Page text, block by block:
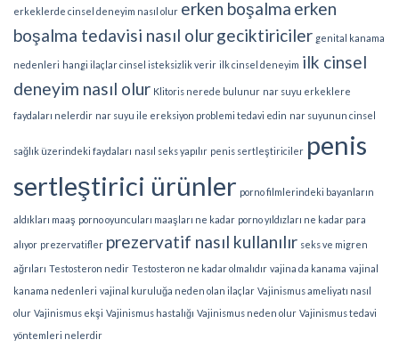
erkeklerde cinsel deneyim nasıl olur erken boşalma erken
boşalma tedavisi nasıl olurgeciktiriciler genital kanama
nedenleri hangi ilaçlar cinsel isteksizlik verir ilk cinsel deneyim ilk cinsel
deneyim nasıl olur Klitoris nerede bulunur nar suyu erkeklere
faydaları nelerdir nar suyu ile ereksiyon problemi tedavi edin nar suyunun cinsel
sağlık üzerindeki faydaları nasıl seks yapılır penis sertleştiriciler penis
sertleştirici ürünler porno filmlerindeki bayanların
aldıkları maaş porno oyuncuları maaşları ne kadar porno yıldızları ne kadar para
alıyor prezervatifler prezervatif nasıl kullanılır seks ve migren
ağrıları Testosteron nedir Testosteron ne kadar olmalıdır vajina da kanama vajinal
kanama nedenleri vajinal kuruluğa neden olan ilaçlar Vajinismus ameliyatı nasıl
olur Vajinismus ekşi Vajinismus hastalığı Vajinismus neden olur Vajinismus tedavi
yöntemleri nelerdir